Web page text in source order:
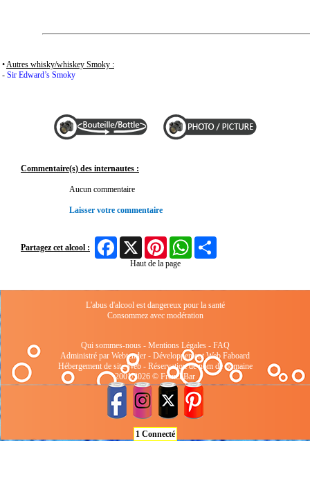
•Autres whisky/whiskey Smoky :
- Sir Edward’s Smoky
Commentaire(s) des internautes :
Aucun commentaire
Laisser votre commentaire
Partagez cet alcool :
FacebookX Pinterest WhatsApp
Haut de la page
L'abus d'alcool est dangereux pour la santé
Consommez avec modération
Qui sommes-nous- Mentions Légales- FAQ
Administré par Webtender - Développement Web Faboard
Hébergement de site Web- Réservation de nom de domaine
2001/2026 © FrenchBar
1 Connecté